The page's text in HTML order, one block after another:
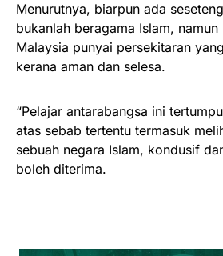
Menurutnya, biarpun ada
bukanlah beragama Islam,
Malaysia punyai persekitaran
kerana aman dan selesa.
“Pelajar antarabangsa ini
atas sebab tertentu termasuk
sebuah negara Islam, kondusif
boleh diterima.